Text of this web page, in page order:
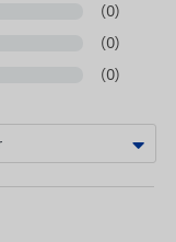
(0)
(0)
(0)